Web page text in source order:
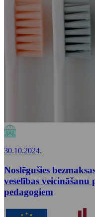
30.10.2024.
Noslēgušies
veselības
pedagogiem